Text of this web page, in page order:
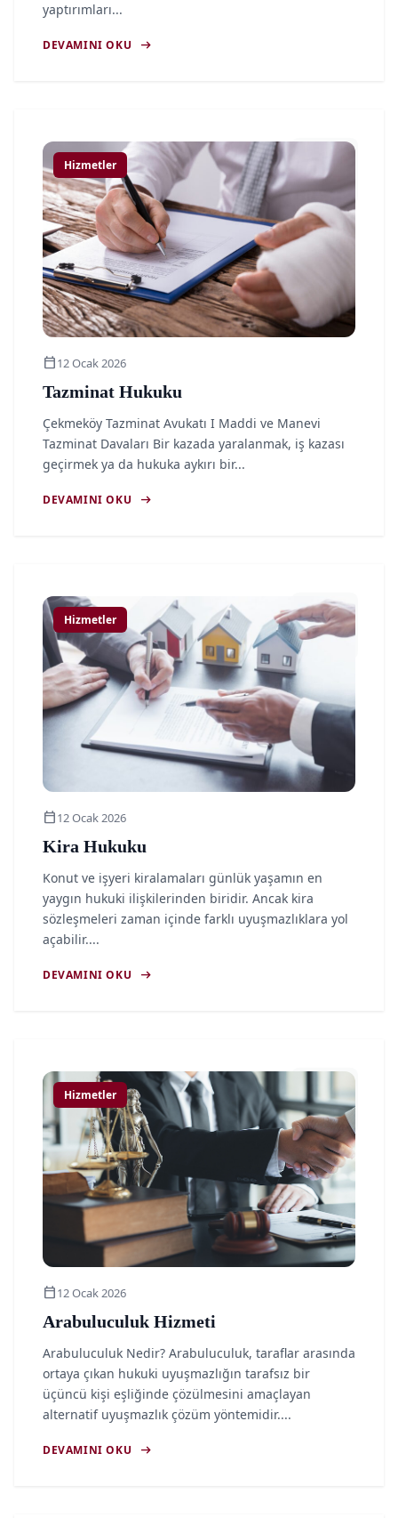
yaptırımları...
DEVAMINI OKU arrow_right_alt
article
Hizmetler
calendar_today12 Ocak 2026
Tazminat Hukuku
Çekmeköy Tazminat Avukatı I Maddi ve Manevi
Tazminat Davaları Bir kazada yaralanmak, iş kazası
geçirmek ya da hukuka aykırı bir...
DEVAMINI OKU arrow_right_alt
article
Hizmetler
calendar_today12 Ocak 2026
Kira Hukuku
Konut ve işyeri kiralamaları günlük yaşamın en
yaygın hukuki ilişkilerinden biridir. Ancak kira
sözleşmeleri zaman içinde farklı uyuşmazlıklara yol
açabilir....
DEVAMINI OKU arrow_right_alt
article
Hizmetler
calendar_today12 Ocak 2026
Arabuluculuk Hizmeti
Arabuluculuk Nedir? Arabuluculuk, taraflar arasında
ortaya çıkan hukuki uyuşmazlığın tarafsız bir
üçüncü kişi eşliğinde çözülmesini amaçlayan
alternatif uyuşmazlık çözüm yöntemidir....
DEVAMINI OKU arrow_right_alt